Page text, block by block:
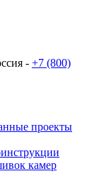
- +7 (800)
проекты
камер